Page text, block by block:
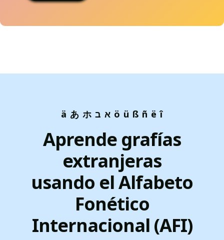
ä あ ホ א ב ö ü ß ñ ë î
Aprende grafías
extranjeras
usando el Alfabeto
Fonético
Internacional (AFI)